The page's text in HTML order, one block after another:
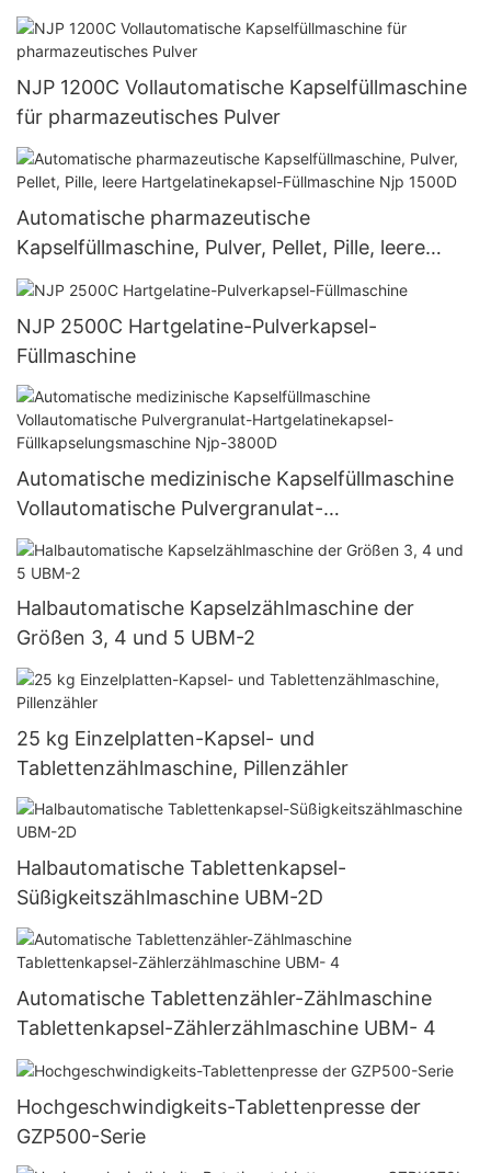
NJP 1200C Vollautomatische Kapselfüllmaschine
für pharmazeutisches Pulver
Automatische pharmazeutische
Kapselfüllmaschine, Pulver, Pellet, Pille, leere
Hartgelatinekapsel-Füllmaschine Njp 1500D
NJP 2500C Hartgelatine-Pulverkapsel-
Füllmaschine
Automatische medizinische Kapselfüllmaschine
Vollautomatische Pulvergranulat-
Hartgelatinekapsel-Füllkapselungsmaschine Njp-
3800D
Halbautomatische Kapselzählmaschine der
Größen 3, 4 und 5 UBM-2
25 kg Einzelplatten-Kapsel- und
Tablettenzählmaschine, Pillenzähler
Halbautomatische Tablettenkapsel-
Süßigkeitszählmaschine UBM-2D
Automatische Tablettenzähler-Zählmaschine
Tablettenkapsel-Zählerzählmaschine UBM- 4
Hochgeschwindigkeits-Tablettenpresse der
GZP500-Serie